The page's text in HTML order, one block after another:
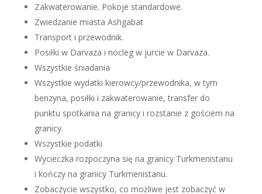
Zakwaterowanie. Pokoje standardowe.
Zwiedzanie miasta Ashgabat
Transport i przewodnik.
Posiłki w Darvaza i nocleg w jurcie w Darvaza.
Wszystkie śniadania
Wszystkie wydatki kierowcy/przewodnika, w tym
benzyna, posiłki i zakwaterowanie, transfer do
punktu spotkania na granicy i rozstanie z gościem na
granicy.
Wszystkie podatki
Wycieczka rozpoczyna się na granicy Turkmenistanu
i kończy na granicy Turkmenistanu.
Zobaczycie wszystko, co możliwe jest zobaczyć w